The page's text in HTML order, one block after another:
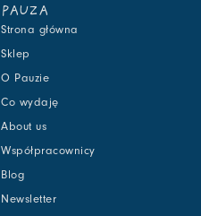
PAUZA
Strona główna
Sklep
O Pauzie
Co wydaję
About us
Współpracownicy
Blog
Newsletter